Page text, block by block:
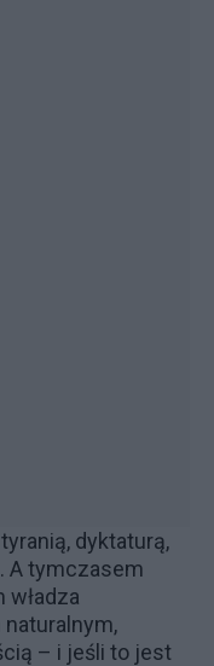
dyktaturą,
A tymczasem
– i jeśli to jest